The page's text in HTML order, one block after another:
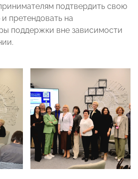
подтвердить свою
претендовать на
поддержки вне зависимости